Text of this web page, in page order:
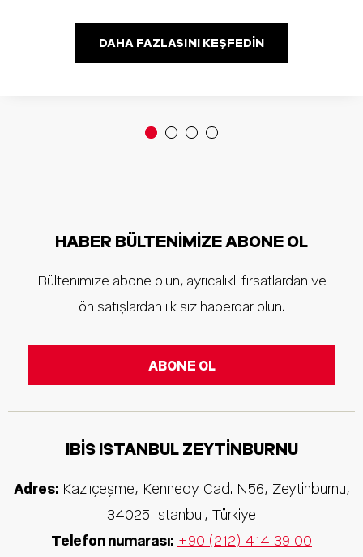
DAHA FAZLASINI KEŞFEDIN
HABER BÜLTENIMIZE ABONE OL
Bültenimize abone olun, ayrıcalıklı fırsatlardan ve
ön satışlardan ilk siz haberdar olun.
IBIS ISTANBUL ZEYTINBURNU
Adres: Kazlıçeşme, Kennedy Cad. N56, Zeytinburnu,
34025 Istanbul , Türkiye
Telefon numarası: +90 (212) 414 39 00